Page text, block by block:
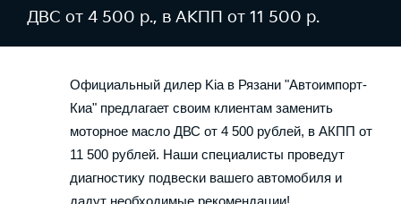
ДВС от 4 500 р., в АКПП от 11 500 р.
Официальный дилер Kia в Рязани "Автоимпорт-
Киа" предлагает своим клиентам заменить
моторное масло ДВС от 4 500 рублей, в АКПП от
11 500 рублей. Наши специалисты проведут
диагностику подвески вашего автомобиля и
дадут необходимые рекомендации!